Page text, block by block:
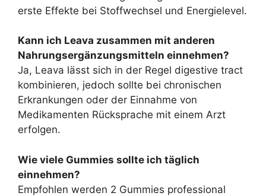
erste Effekte bei Stoffwechsel und Energielevel.
Kann ich Leava zusammen mit anderen
Nahrungsergänzungsmitteln einnehmen?
Ja, Leava lässt sich in der Regel digestive tract
kombinieren, jedoch sollte bei chronischen
Erkrankungen oder der Einnahme von
Medikamenten Rücksprache mit einem Arzt
erfolgen.
Wie viele Gummies sollte ich täglich
einnehmen?
Empfohlen werden 2 Gummies professional